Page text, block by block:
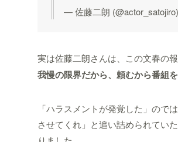
— 佐藤二朗 (@actor_satojiro)
実は佐藤二朗さんは、この文春の
我慢の限界だから、頼むから番組
「ハラスメントが発覚した」の
させてくれ」と追い詰められてい